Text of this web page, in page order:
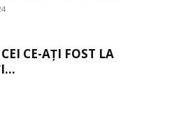
CE-AȚI FOST LA